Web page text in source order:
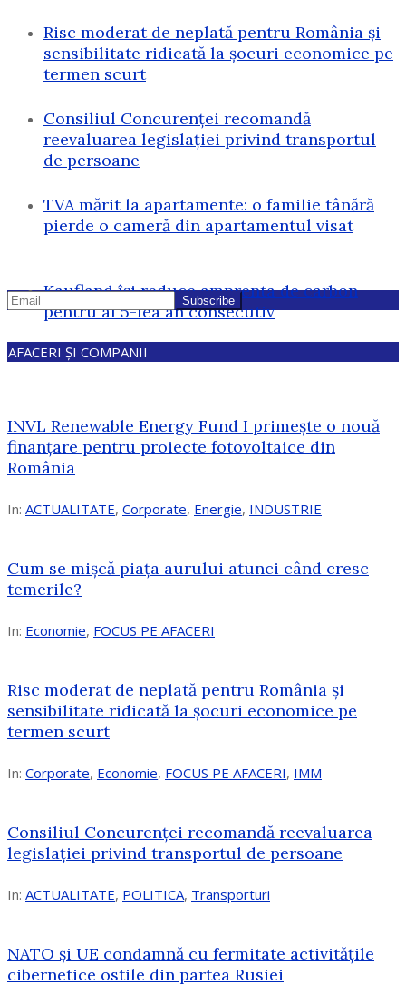
Risc moderat de neplată pentru România și
sensibilitate ridicată la șocuri economice pe
termen scurt
Consiliul Concurenței recomandă
reevaluarea legislației privind transportul
de persoane
TVA mărit la apartamente: o familie tânără
pierde o cameră din apartamentul visat
Kaufland își reduce amprenta de carbon
pentru al 5-lea an consecutiv
AFACERI ȘI COMPANII
INVL Renewable Energy Fund I primește o nouă
finanțare pentru proiecte fotovoltaice din
România
In: ACTUALITATE, Corporate, Energie, INDUSTRIE
Cum se mișcă piața aurului atunci când cresc
temerile?
In: Economie, FOCUS PE AFACERI
Risc moderat de neplată pentru România și
sensibilitate ridicată la șocuri economice pe
termen scurt
In: Corporate, Economie, FOCUS PE AFACERI, IMM
Consiliul Concurenței recomandă reevaluarea
legislației privind transportul de persoane
In: ACTUALITATE, POLITICA, Transporturi
NATO și UE condamnă cu fermitate activitățile
cibernetice ostile din partea Rusiei